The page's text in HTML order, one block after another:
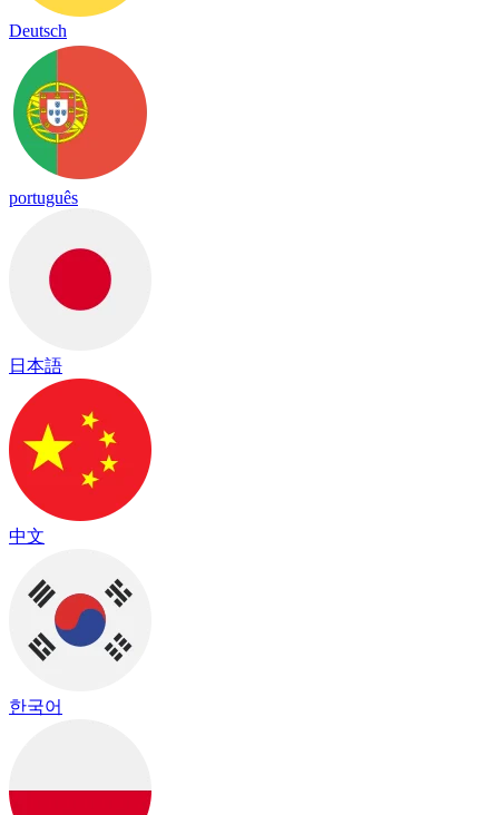
Deutsch
português
日本語
中文
한국어